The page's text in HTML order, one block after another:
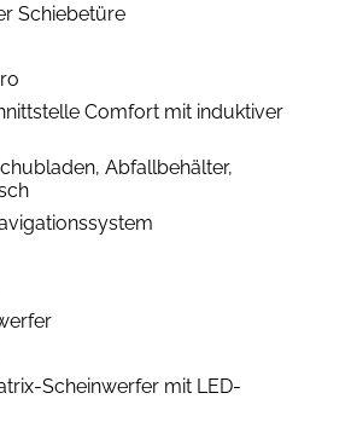
Schiebetüre
Comfort mit induktiver
Abfallbehälter,
Scheinwerfer mit LED-